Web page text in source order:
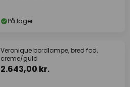
På lager
Veronique bordlampe, bred fod,
creme/guld
2.643,00 kr.